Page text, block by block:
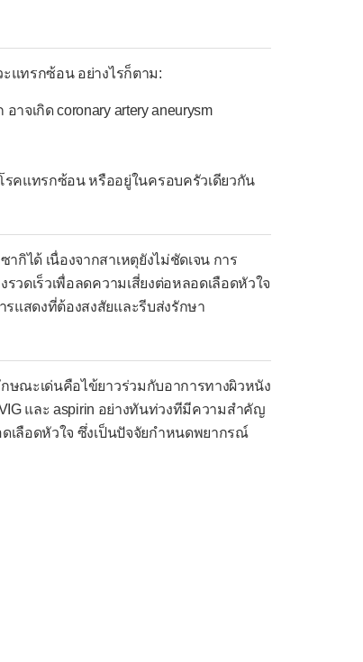
แทรกซ้อน อย่างไรก็ตาม:
จเกิด coronary artery aneurysm
รคแทรกซ้อน หรืออยู่ในครอบครัวเดียวกัน
ได้ เนื่องจากสาเหตุยังไม่ชัดเจน การ
วดเร็วเพื่อลดความเสี่ยงต่อหลอดเลือดหัวใจ
แสดงที่ต้องสงสัยและรีบส่งรักษา
ษณะเด่นคือไข้ยาวร่วมกับอาการทางผิวหนัง
และ aspirin อย่างทันท่วงทีมีความสำคัญ
เลือดหัวใจ ซึ่งเป็นปัจจัยกำหนดพยากรณ์